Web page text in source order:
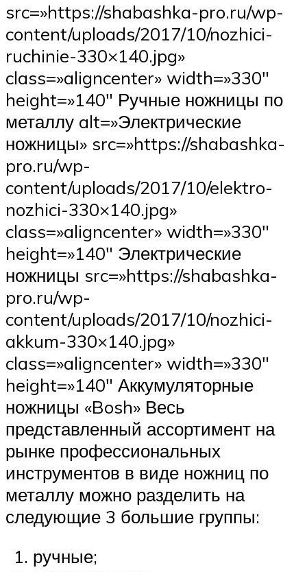
src=»https://shabashka-pro.ru/wp-
content/uploads/2017/10/nozhici-
ruchinie-330×140.jpg»
class=»aligncenter» width=»330″
height=»140″ Ручные ножницы по
металлу alt=»Электрические
ножницы» src=»https://shabashka-
pro.ru/wp-
content/uploads/2017/10/elektro-
nozhici-330×140.jpg»
class=»aligncenter» width=»330″
height=»140″ Электрические
ножницы src=»https://shabashka-
pro.ru/wp-
content/uploads/2017/10/nozhici-
akkum-330×140.jpg»
class=»aligncenter» width=»330″
height=»140″ Аккумуляторные
ножницы «Bosh» Весь
представленный ассортимент на
рынке профессиональных
инструментов в виде ножниц по
металлу можно разделить на
следующие 3 большие группы:
ручные;